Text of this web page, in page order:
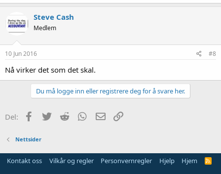
Steve Cash
Medlem
10 Jun 2016 #8
Nå virker det som det skal.
Du må logge inn eller registrere deg for å svare her.
Del: Facebook
Twitter Reddit WhatsApp
E-post
Nettsider
Kontakt oss Vilkår og regler Personvernregler Hjelp Hjem
R